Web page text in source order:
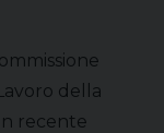
della
recente